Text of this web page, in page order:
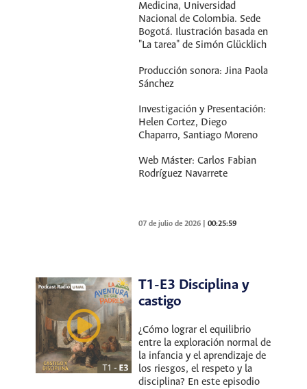
Medicina, Universidad
Nacional de Colombia. Sede
Bogotá. Ilustración basada en
"La tarea" de Simón Glücklich
Producción sonora: Jina Paola
Sánchez
Investigación y Presentación:
Helen Cortez, Diego
Chaparro, Santiago Moreno
Web Máster: Carlos Fabian
Rodríguez Navarrete
07 de julio de 2026 |00:25:59
T1-E3 Disciplina y
castigo
¿Cómo lograr el equilibrio
entre la exploración normal de
la infancia y el aprendizaje de
los riesgos, el respeto y la
disciplina? En este episodio